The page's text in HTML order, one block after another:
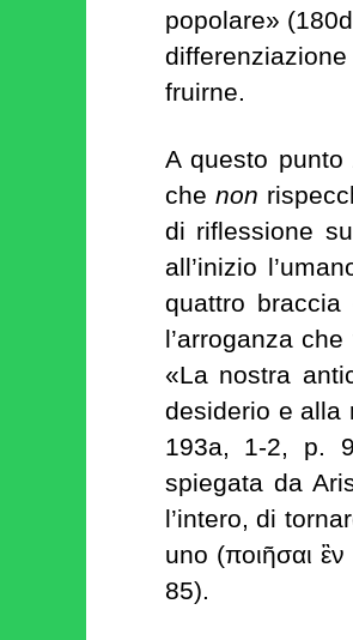
popolare»
fruirne.
A questo
che non
di riflessione
all’inizio
quattro
l’arroganza
«La nostra
desiderio e alla
193a, 1-2, p.
spiegata da
l’intero, di
uno (ποιῆσαι
85).